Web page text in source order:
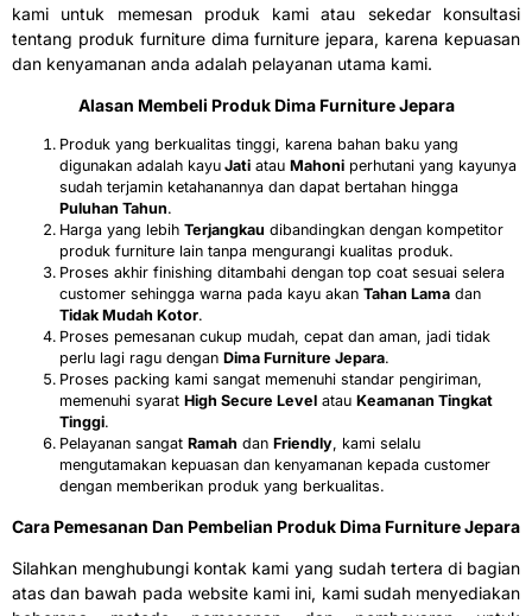
kami untuk memesan produk kami atau sekedar konsultasi
tentang produk furniture dima furniture jepara, karena kepuasan
dan kenyamanan anda adalah pelayanan utama kami.
Alasan Membeli Produk Dima Furniture Jepara
Produk yang berkualitas tinggi, karena bahan baku yang
digunakan adalah kayu Jati atau Mahoni perhutani yang kayunya
sudah terjamin ketahanannya dan dapat bertahan hingga
Puluhan Tahun.
Harga yang lebih Terjangkau dibandingkan dengan kompetitor
produk furniture lain tanpa mengurangi kualitas produk.
Proses akhir finishing ditambahi dengan top coat sesuai selera
customer sehingga warna pada kayu akan Tahan Lama dan
Tidak Mudah Kotor.
Proses pemesanan cukup mudah, cepat dan aman, jadi tidak
perlu lagi ragu dengan Dima Furniture Jepara.
Proses packing kami sangat memenuhi standar pengiriman,
memenuhi syarat High Secure Level atau Keamanan Tingkat
Tinggi.
Pelayanan sangat Ramah dan Friendly, kami selalu
mengutamakan kepuasan dan kenyamanan kepada customer
dengan memberikan produk yang berkualitas.
Cara Pemesanan Dan Pembelian Produk Dima Furniture Jepara
Silahkan menghubungi kontak kami yang sudah tertera di bagian
atas dan bawah pada website kami ini, kami sudah menyediakan